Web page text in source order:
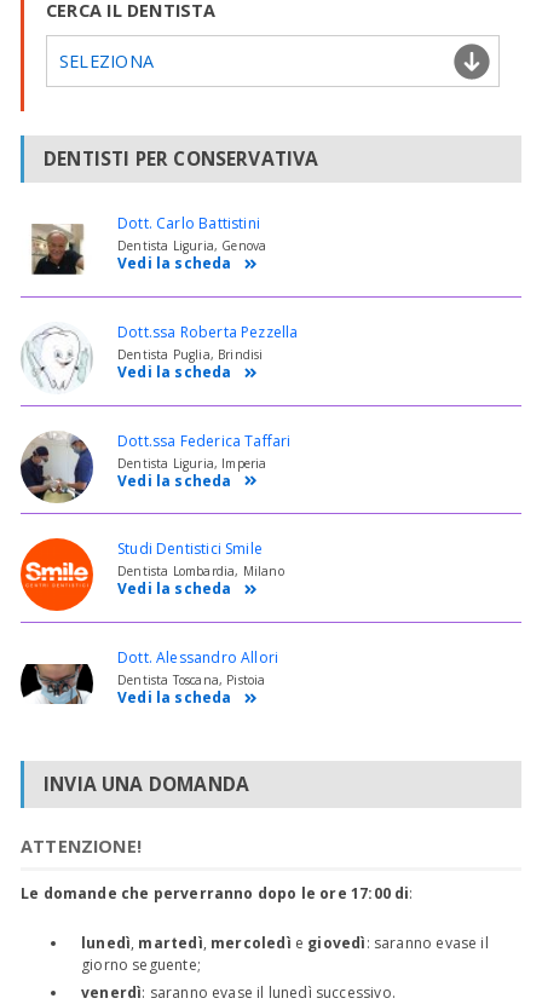
CERCA IL DENTISTA
SELEZIONA
DENTISTI PER CONSERVATIVA
Dott. Carlo Battistini
Dentista Liguria, Genova
Vedi la scheda
Dott.ssa Roberta Pezzella
Dentista Puglia, Brindisi
Vedi la scheda
Dott.ssa Federica Taffari
Dentista Liguria, Imperia
Vedi la scheda
Studi Dentistici Smile
Dentista Lombardia, Milano
Vedi la scheda
Dott. Alessandro Allori
Dentista Toscana, Pistoia
Vedi la scheda
INVIA UNA DOMANDA
ATTENZIONE!
Le domande che perverranno dopo le ore 17:00 di:
lunedì, martedì, mercoledì e giovedì: saranno evase il
giorno seguente;
venerdì: saranno evase il lunedì successivo.